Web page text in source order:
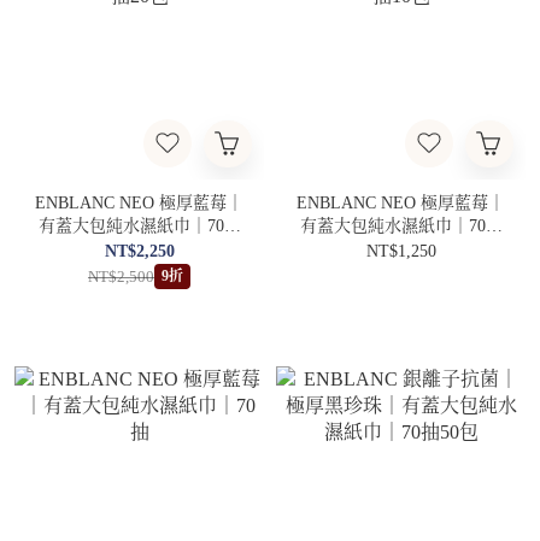
ENBLANC NEO 極厚藍莓｜
有蓋大包純水濕紙巾｜70抽
20包
NT$2,250
NT$2,500 9折
ENBLANC NEO 極厚藍莓｜
有蓋大包純水濕紙巾｜70抽
10包
NT$1,250